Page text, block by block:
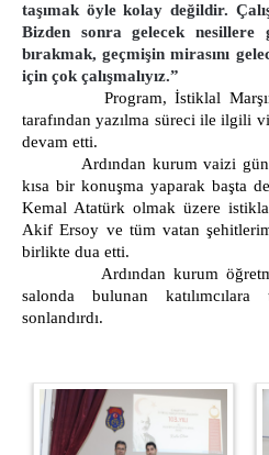
taşımak öyle kolay değildir.
Bizden sonra gelecek
bırakmak, geçmişin mirasını
için çok çalışmalıyız.”
Program, İstiklal
tarafından yazılma süreci ile ilgili
devam etti.
Ardından kurum vaizi
kısa bir konuşma yaparak başta
Kemal Atatürk olmak üzere istiklal
Akif Ersoy ve tüm vatan
birlikte dua etti.
Ardından kurum
salonda bulunan
sonlandırdı.